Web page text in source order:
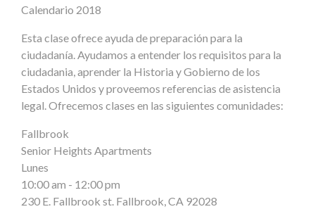
Calendario 2018
Esta clase ofrece ayuda de preparación para la
ciudadanía. Ayudamos a entender los requisitos para la
ciudadania, aprender la Historia y Gobierno de los
Estados Unidos y proveemos referencias de asistencia
legal. Ofrecemos clases en las siguientes comunidades:
Fallbrook
Senior Heights Apartments
Lunes
10:00 am - 12:00 pm
230 E. Fallbrook st. Fallbrook, CA 92028